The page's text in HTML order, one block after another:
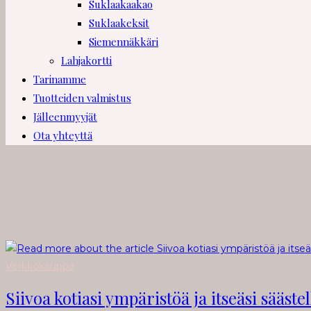
Suklaakaakao
Suklaakeksit
Siemennäkkäri
Lahjakortti
Tarinamme
Tuotteiden valmistus
Jälleenmyyjät
Ota yhteyttä
Verkkokauppa
Siivoa kotiasi ympäristöä ja itseäsi